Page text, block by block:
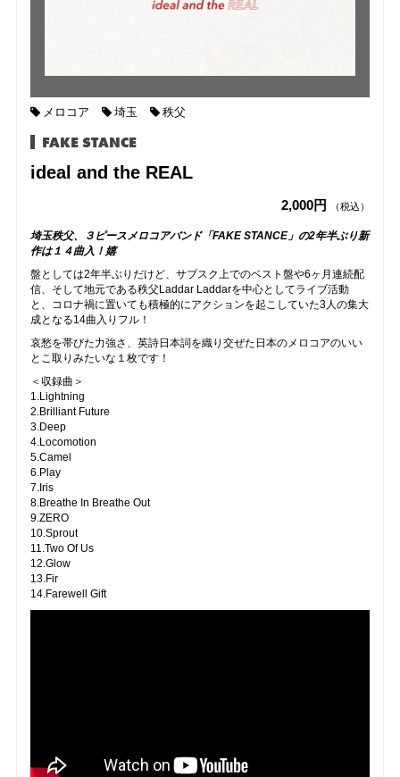
メロコア 埼玉 秩父
FAKE STANCE
ideal and the REAL
2,000円 （税込）
埼玉秩父、３ピースメロコアバンド「FAKE STANCE」の2年半ぶり新
作は１４曲入！嬉
盤としては2年半ぶりだけど、サブスク上でのベスト盤や6ヶ月連続配
信、そして地元である秩父Laddar Laddarを中心としてライブ活動
と、コロナ禍に置いても積極的にアクションを起こしていた3人の集大
成となる14曲入りフル！
哀愁を帯びた力強さ、英詩日本詞を織り交ぜた日本のメロコアのいい
とこ取りみたいな１枚です！
＜収録曲＞
1.Lightning
2.Brilliant Future
3.Deep
4.Locomotion
5.Camel
6.Play
7.Iris
8.Breathe In Breathe Out
9.ZERO
10.Sprout
11.Two Of Us
12.Glow
13.Fir
14.Farewell Gift